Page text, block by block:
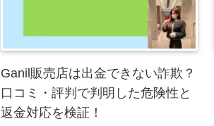
Ganil販売店は出金できない詐欺？
口コミ・評判で判明した危険性と
返金対応を検証！